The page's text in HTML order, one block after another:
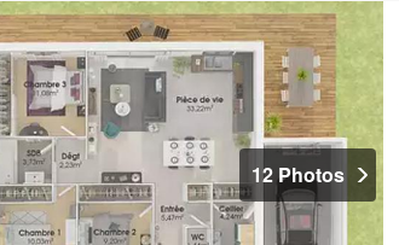
12 Photos